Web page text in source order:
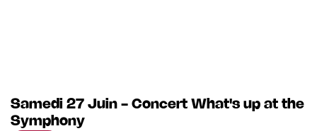
Samedi 27 Juin - Concert What's up at the
Symphony